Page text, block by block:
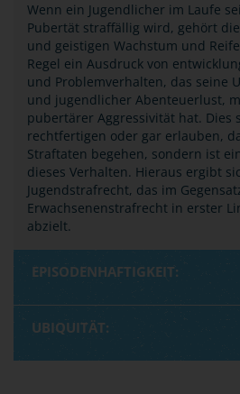
Wenn ein Jugendlicher im Laufe
Pubertät straffällig wird, gehört
und geistigen Wachstum und
Regel ein Ausdruck von
und Problemverhalten, das seine
und jugendlicher Abenteuerlust,
pubertärer Aggressivität hat. Dies
rechtfertigen oder gar erlauben,
Straftaten begehen, sondern ist
dieses Verhalten. Hieraus ergibt
Jugendstrafrecht, das im
Erwachsenenstrafrecht in erster
abzielt.
EPISODENHAFTIGKEIT:
UBIQUITÄT: